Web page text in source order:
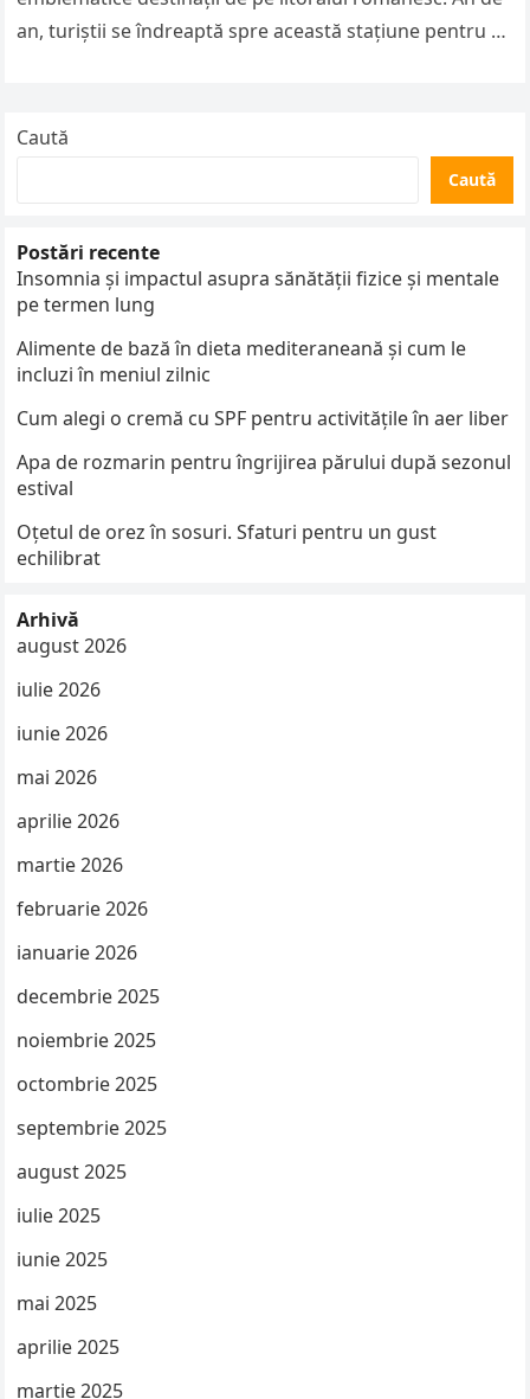
an, turiștii se îndreaptă spre această stațiune pentru a
Caută
Caută
Postări recente
Insomnia și impactul asupra sănătății fizice și mentale
pe termen lung
Alimente de bază în dieta mediteraneană și cum le
incluzi în meniul zilnic
Cum alegi o cremă cu SPF pentru activitățile în aer liber
Apa de rozmarin pentru îngrijirea părului după sezonul
estival
Oțetul de orez în sosuri. Sfaturi pentru un gust
echilibrat
Arhivă
august 2026
iulie 2026
iunie 2026
mai 2026
aprilie 2026
martie 2026
februarie 2026
ianuarie 2026
decembrie 2025
noiembrie 2025
octombrie 2025
septembrie 2025
august 2025
iulie 2025
iunie 2025
mai 2025
aprilie 2025
martie 2025